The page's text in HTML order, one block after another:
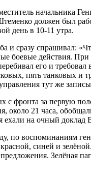
начальника
должен был
день в 10-11 утра.
сразу спрашивал:
боевые действия.
его и
пять танковых
тут же
с фронта за первую
около 21 часа,
ехали на очный
по воспоминаниям
синей и
Зелёная